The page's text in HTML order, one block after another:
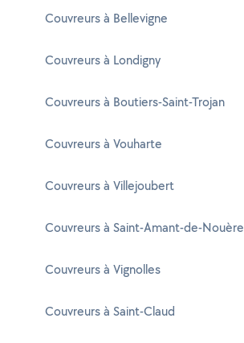
Couvreurs à Bellevigne
Couvreurs à Londigny
Couvreurs à Boutiers-Saint-Trojan
Couvreurs à Vouharte
Couvreurs à Villejoubert
Couvreurs à Saint-Amant-de-Nouère
Couvreurs à Vignolles
Couvreurs à Saint-Claud